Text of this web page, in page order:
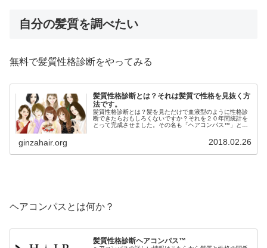
自分の髪質を調べたい
無料で髪質性格診断をやってみる
髪質性格診断とは？それは髪質で性格を見抜く方
法です。
髪質性格診断とは？髪を見ただけで血液型のように性格診
断できたらおもしろくないですか？それを２０年間統計を
とって完成させました。その名も「ヘアコンパス™️」と名
ginzahair.org 2018.02.26
ヘアコンパスとは何か？
髪質性格診断ヘアコンパス™︎